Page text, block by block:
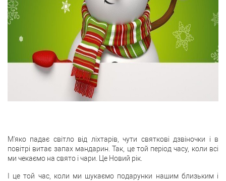
М'яко падає світло від ліхтарів, чути святкові дзвіночки і в
повітрі витає запах мандарин. Так, це той період часу, коли всі
ми чекаємо на свято і чари. Це Новий рік.
І це той час, коли ми шукаємо подарунки нашим близьким і